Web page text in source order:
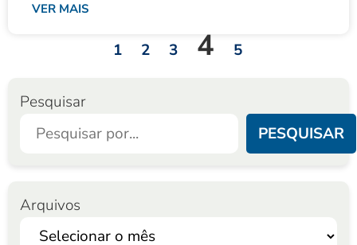
VER MAIS
1 2 3 4 5
Pesquisar
PESQUISAR
Arquivos